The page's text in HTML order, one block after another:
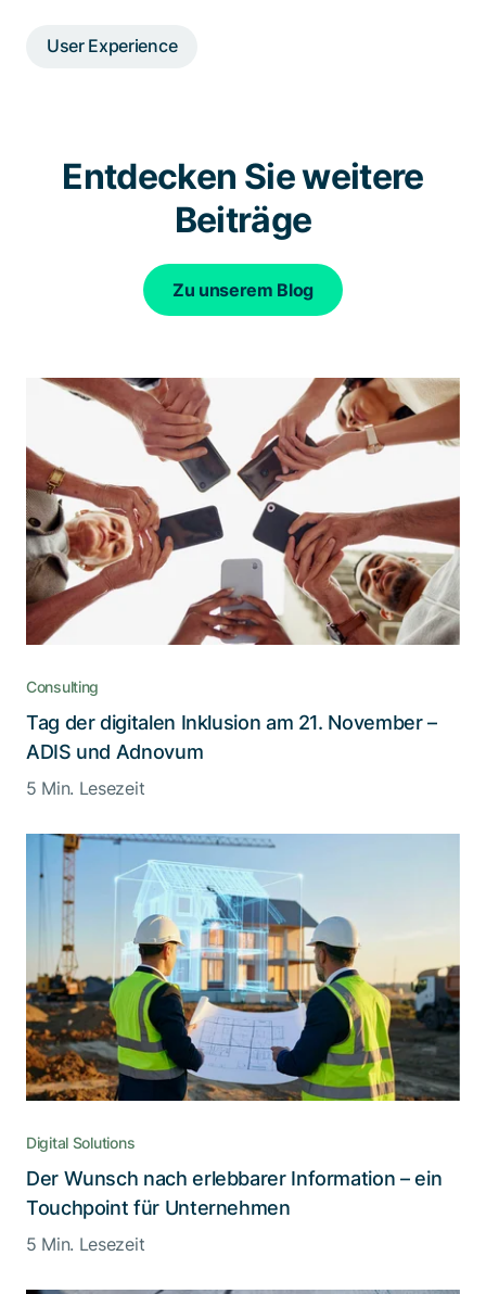
User Experience
Entdecken Sie weitere
Beiträge
Zu unserem Blog
Consulting
Tag der digitalen Inklusion am 21. November –
ADIS und Adnovum
5 Min. Lesezeit
Digital Solutions
Der Wunsch nach erlebbarer Information – ein
Touchpoint für Unternehmen
5 Min. Lesezeit